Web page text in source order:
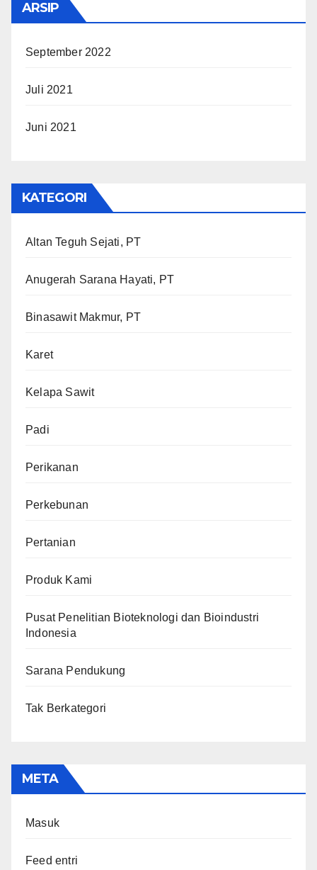
ARSIP
September 2022
Juli 2021
Juni 2021
KATEGORI
Altan Teguh Sejati, PT
Anugerah Sarana Hayati, PT
Binasawit Makmur, PT
Karet
Kelapa Sawit
Padi
Perikanan
Perkebunan
Pertanian
Produk Kami
Pusat Penelitian Bioteknologi dan Bioindustri
Indonesia
Sarana Pendukung
Tak Berkategori
META
Masuk
Feed entri